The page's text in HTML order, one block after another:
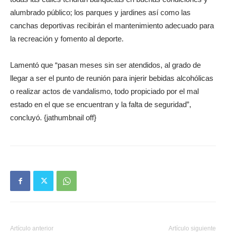
alumbrado público; los parques y jardines así como las
canchas deportivas recibirán el mantenimiento adecuado para
la recreación y fomento al deporte.
Lamentó que “pasan meses sin ser atendidos, al grado de
llegar a ser el punto de reunión para injerir bebidas alcohólicas
o realizar actos de vandalismo, todo propiciado por el mal
estado en el que se encuentran y la falta de seguridad”,
concluyó. {jathumbnail off}
Artículo anterior Artículo siguiente